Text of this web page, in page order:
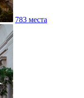
783 места